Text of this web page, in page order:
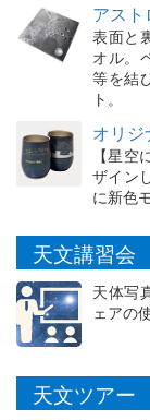
アス
表面と
オル。
等を結
ト。
オリ
【星
ザイン
に新色
天文講習会
天体写
ェアの
天文ツアー